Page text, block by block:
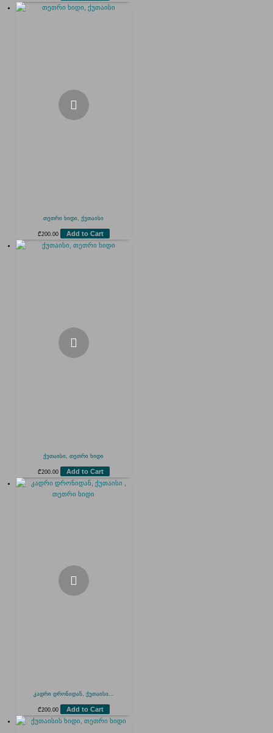
თეთრი ხიდი, ქუთაისი
₾200.00 Add to Cart
ქუთაისი, თეთრი ხიდი
₾200.00 Add to Cart
კადრი დრონიდან, ქუთაისი...
₾200.00 Add to Cart